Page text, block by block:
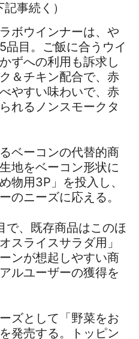
記事続く）
ボウインナーは、や
品目。ご飯に合うウイ
ずへの利用も訴求し
＆チキン配合で、赤
やすい味わいで、赤
れるノンスモークタ
ベーコンの代替的商
地をベーコン形状に
物用3P」を投入し、
のニーズに応える。
で、既存商品はこのほ
スライスサラダ用」
ンが想起しやすい商
ルユーザーの獲得を
ズとして「野菜をお
発売する。トッピン